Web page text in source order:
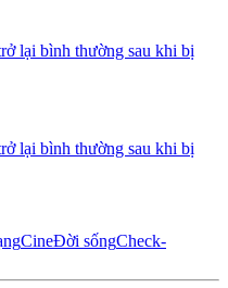
lại bình thường sau khi bị
lại bình thường sau khi bị
CineĐời sốngCheck-